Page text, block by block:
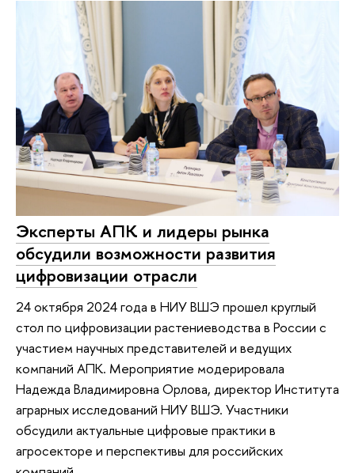
Эксперты АПК и лидеры рынка
обсудили возможности развития
цифровизации отрасли
24 октября 2024 года в НИУ ВШЭ прошел круглый
стол по цифровизации растениеводства в России с
участием научных представителей и ведущих
компаний АПК. Мероприятие модерировала
Надежда Владимировна Орлова, директор Института
аграрных исследований НИУ ВШЭ. Участники
обсудили актуальные цифровые практики в
агросекторе и перспективы для российских